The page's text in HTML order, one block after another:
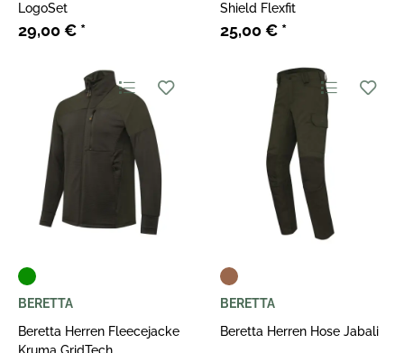
LogoSet
29,00 € *
Shield Flexfit
25,00 € *
BERETTA
Beretta Herren Fleecejacke
BERETTA
Beretta Herren Hose Jabali